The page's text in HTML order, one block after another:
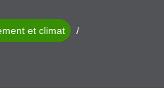
et climat